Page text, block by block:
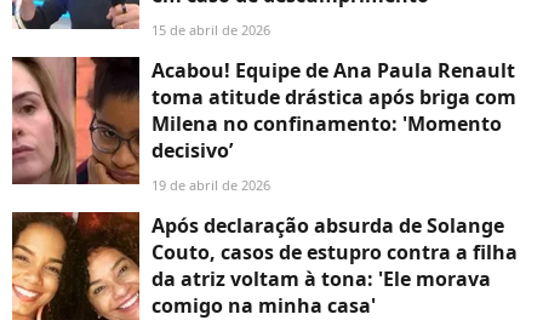
15 de abril de 2026
Acabou! Equipe de Ana Paula Renault
toma atitude drástica após briga com
Milena no confinamento: 'Momento
decisivo’
19 de abril de 2026
Após declaração absurda de Solange
Couto, casos de estupro contra a filha
da atriz voltam à tona: 'Ele morava
comigo na minha casa'